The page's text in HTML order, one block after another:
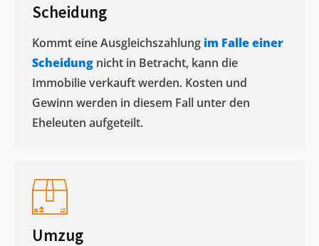
Scheidung
Kommt eine Ausgleichszahlung im Falle einer
Scheidung nicht in Betracht, kann die
Immobilie verkauft werden. Kosten und
Gewinn werden in diesem Fall unter den
Eheleuten aufgeteilt.​
Umzug